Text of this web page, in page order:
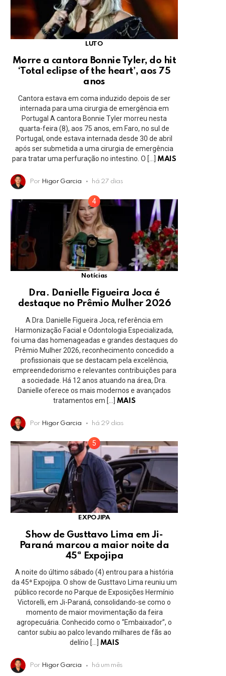
LUTO
Morre a cantora Bonnie Tyler, do hit
‘Total eclipse of the heart’, aos 75
anos
Cantora estava em coma induzido depois de ser
internada para uma cirurgia de emergência em
Portugal A cantora Bonnie Tyler morreu nesta
quarta-feira (8), aos 75 anos, em Faro, no sul de
Portugal, onde estava internada desde 30 de abril
após ser submetida a uma cirurgia de emergência
para tratar uma perfuração no intestino. O […]
MAIS
Por Higor Garcia há 27 dias
Notícias
Dra. Danielle Figueira Joca é
destaque no Prêmio Mulher 2026
A Dra. Danielle Figueira Joca, referência em
Harmonização Facial e Odontologia Especializada,
foi uma das homenageadas e grandes destaques do
Prêmio Mulher 2026, reconhecimento concedido a
profissionais que se destacam pela excelência,
empreendedorismo e relevantes contribuições para
a sociedade. Há 12 anos atuando na área, Dra.
Danielle oferece os mais modernos e avançados
tratamentos em […]
MAIS
Por Higor Garcia há 29 dias
EXPOJIPA
Show de Gusttavo Lima em Ji-
Paraná marcou a maior noite da
45ª Expojipa
A noite do último sábado (4) entrou para a história
da 45ª Expojipa. O show de Gusttavo Lima reuniu um
público recorde no Parque de Exposições Hermínio
Victorelli, em Ji-Paraná, consolidando-se como o
momento de maior movimentação da feira
agropecuária. Conhecido como o “Embaixador”, o
cantor subiu ao palco levando milhares de fãs ao
delírio […]
MAIS
Por Higor Garcia há um mês